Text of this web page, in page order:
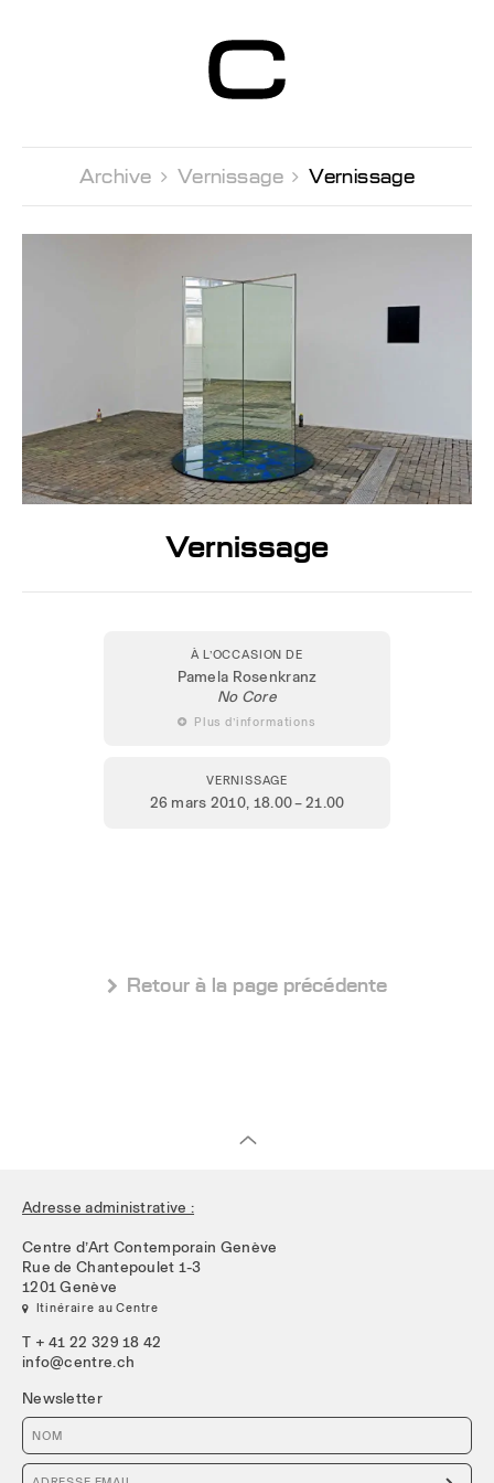
Contemporain
Genève
Archive  Vernissage  Vernissage
Vernissage
À L’OCCASION DE
Pamela Rosenkranz
No Core
 Plus d’informations
VERNISSAGE
26 mars 2010, 18.00 – 21.00
 Retour à la page précédente
Adresse administrative :
Centre d’Art Contemporain Genève
Rue de Chantepoulet 1-3
1201 Genève
 Itinéraire au Centre
T + 41 22 329 18 42
info@centre.ch
Newsletter